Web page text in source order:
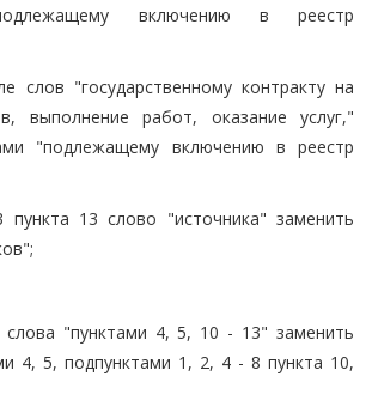
включению в реестр
слов "государственному контракту на
выполнение работ, оказание услуг,"
"подлежащему включению в реестр
13 слово "источника" заменить
"пунктами 4, 5, 10 - 13" заменить
4, 5, подпунктами 1, 2, 4 - 8 пункта 10,